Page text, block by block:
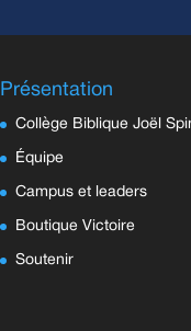
Présentation
Collège Biblique Joël
Équipe
Campus et leaders
Boutique Victoire
Soutenir